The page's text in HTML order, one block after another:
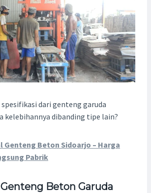
dari genteng garuda
kelebihannya dibanding tipe lain?
Genteng Beton Sidoarjo – Harga
Pabrik
Beton Garuda